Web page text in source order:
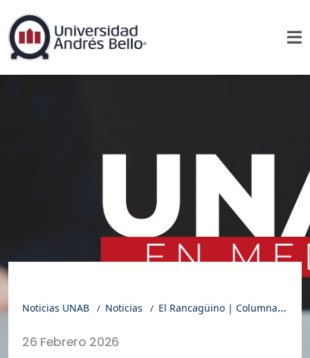
Noticias UNAB Noticias El Rancagüino | Columna de opinión: Cuando la voz también vuelve cansada
26 Febrero 2026